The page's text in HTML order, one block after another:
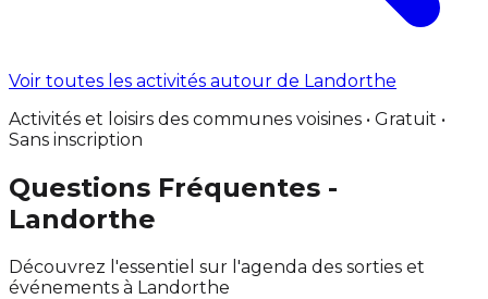
Voir toutes les activités autour de Landorthe
Activités et loisirs des communes voisines • Gratuit •
Sans inscription
Questions Fréquentes -
Landorthe
Découvrez l'essentiel sur l'agenda des sorties et
événements à Landorthe